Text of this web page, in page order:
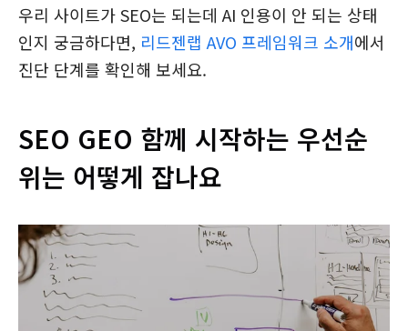
우리 사이트가 SEO는 되는데 AI 인용이 안 되는 상태
인지 궁금하다면, 리드젠랩 AVO 프레임워크 소개에서
진단 단계를 확인해 보세요.
SEO GEO 함께 시작하는 우선순
위는 어떻게 잡나요